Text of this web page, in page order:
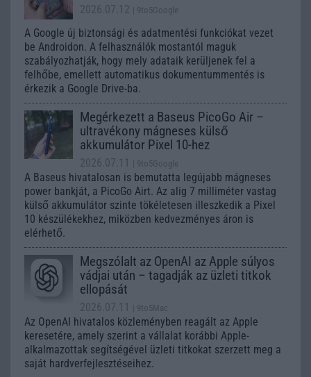
2026.07.12 | 9to5Google
A Google új biztonsági és adatmentési funkciókat vezet
be Androidon. A felhasználók mostantól maguk
szabályozhatják, hogy mely adataik kerüljenek fel a
felhőbe, emellett automatikus dokumentummentés is
érkezik a Google Drive-ba.
Megérkezett a Baseus PicoGo Air –
ultravékony mágneses külső
akkumulátor Pixel 10-hez
2026.07.11 | 9to5Google
A Baseus hivatalosan is bemutatta legújabb mágneses
power bankját, a PicoGo Airt. Az alig 7 milliméter vastag
külső akkumulátor szinte tökéletesen illeszkedik a Pixel
10 készülékekhez, miközben kedvezményes áron is
elérhető.
Megszólalt az OpenAI az Apple súlyos
vádjai után – tagadják az üzleti titkok
ellopását
2026.07.11 | 9to5Mac
Az OpenAI hivatalos közleményben reagált az Apple
keresetére, amely szerint a vállalat korábbi Apple-
alkalmazottak segítségével üzleti titkokat szerzett meg a
saját hardverfejlesztéseihez.